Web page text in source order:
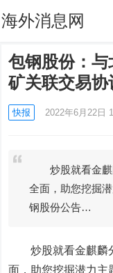
海外消息网
包钢股份：
矿关联交易协
快报 2022年6月22日
炒股就看金麒
全面，助您挖掘
钢股份公告…
炒股就看金麒麟分
面，助您挖掘潜力主